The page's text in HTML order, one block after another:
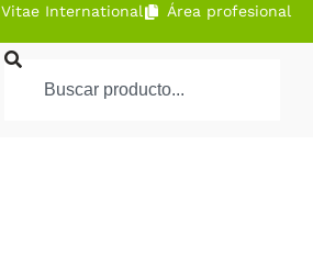
Vitae International Área profesional